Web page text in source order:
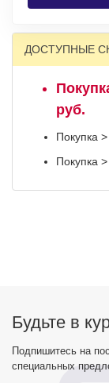
ДОСТУПНЫЕ
руб.
Покупка
Покупка
Будьте в
Подпишитесь на
специальных